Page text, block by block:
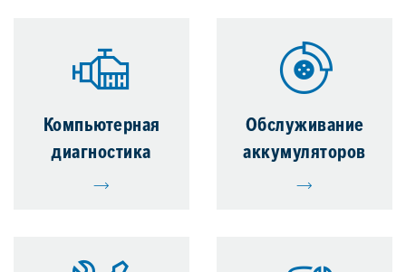
Компьютерная
диагностика
Обслуживание
аккумуляторов